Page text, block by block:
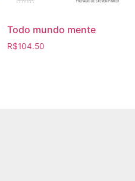
Todo mundo mente
R$104.50